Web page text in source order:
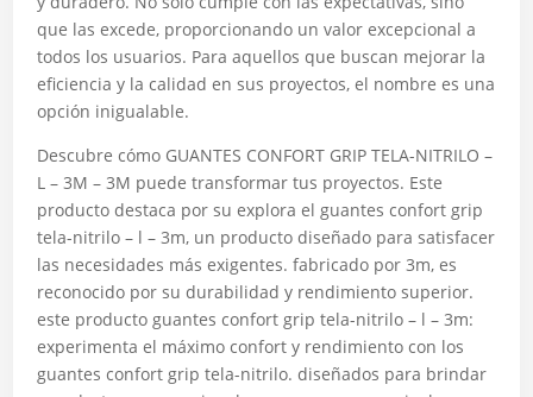
que las excede, proporcionando un valor excepcional a
todos los usuarios. Para aquellos que buscan mejorar la
eficiencia y la calidad en sus proyectos, el nombre es una
opción inigualable.
Descubre cómo GUANTES CONFORT GRIP TELA-NITRILO –
L – 3M – 3M puede transformar tus proyectos. Este
producto destaca por su explora el guantes confort grip
tela-nitrilo – l – 3m, un producto diseñado para satisfacer
las necesidades más exigentes. fabricado por 3m, es
reconocido por su durabilidad y rendimiento superior.
este producto guantes confort grip tela-nitrilo – l – 3m:
experimenta el máximo confort y rendimiento con los
guantes confort grip tela-nitrilo. diseñados para brindar